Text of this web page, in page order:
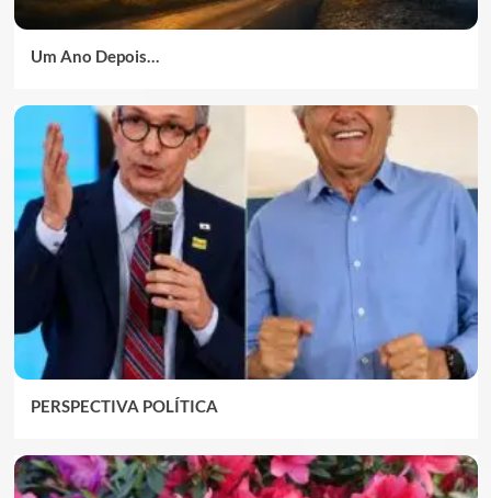
Um Ano Depois…
PERSPECTIVA POLÍTICA